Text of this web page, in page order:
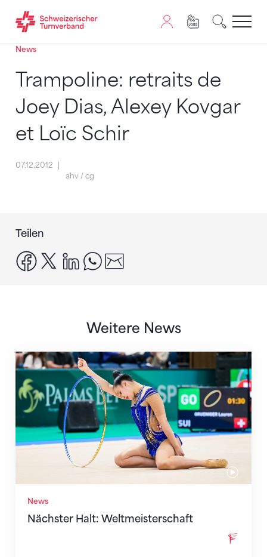
Zum Inhalt springen
Zur Sitemap navigieren
Zum Navigieren dieser Seite wird JavaScript benötigt.
News
Trampoline: retraits de
Joey Dias, Alexey Kovgar
et Loïc Schir
07.12.2012
ahv / cg
Teilen
facebook
x linkedinwhatsapp
Weitere News
News
Nächster Halt: Weltmeisterschaft
Nächster Halt: Weltmeisterschaft